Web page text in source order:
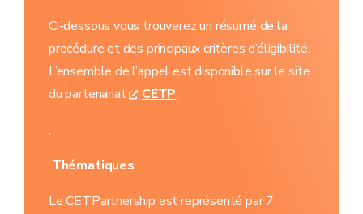
Ci-dessous vous trouverez un résumé de la
procédure et des principaux critères d’éligibilité.
L’ensemble de l’appel est disponible sur le site
du partenariat
CETP.
,
Thématiques
Le CETPartnership est représenté par 7